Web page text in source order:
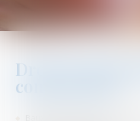
Droit de
construction